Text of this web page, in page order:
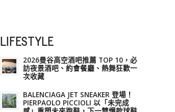
LIFESTYLE
2026曼谷高空酒吧推薦 TOP 10，必
訪夜景酒吧、約會餐廳、熱舞狂歡一
次收藏
BALENCIAGA JET SNEAKER 登場！
PIERPAOLO PICCIOLI 以「未完成